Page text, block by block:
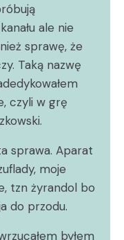
ale nie
sprawę, że
Taką nazwę
czyli w grę
sprawa. Aparat
moje
tzn żyrandol bo
do przodu.
byłem